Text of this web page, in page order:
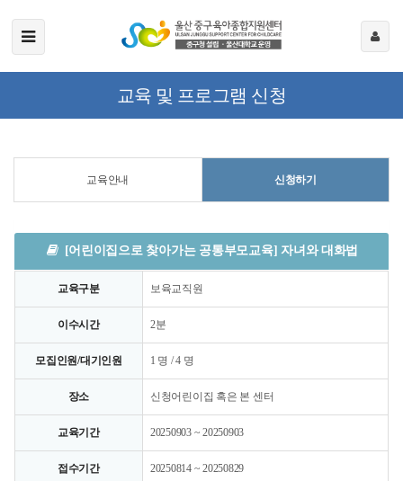
교육 및 프로그램 신청
교육안내 신청하기
[어린이집으로 찾아가는 공통부모교육] 자녀와 대화법
교육구분 보육교직원
이수시간 2분
모집인원/대기인원 1 명 / 4 명
장소 신청어린이집 혹은 본 센터
교육기간 20250903 ~ 20250903
접수기간 20250814 ~ 20250829